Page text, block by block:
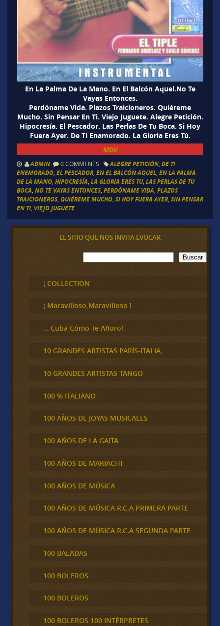
En La Palma De La Mano. En El Balcón Aquel.No Te
Vayas Entonces.
Perdóname Vida. Plazos Traicioneros. Quiéreme
Mucho. Sin Pensar En Ti. Viejo Juguete. Alegre Petición.
Hipocresía. El Pescador. Las Perlas De Tu Boca. Si Hoy
Fuera Ayer. De Ti Enamorado. La Gloria Eres Tú.
MDV
ADMIN 0 COMMENTS ALEGRE PETICIÓN, DE TI
ENEMORADO, EL PESCADOR, EN EL BALCÓN AQUEL, EN LA PALMA
DE LA MANO, HIPOCRESÍA LA GLORIA ERES TU, LAS PERLAS DE TU
BOCA NO TE VAYAS ENTONCES, PERDÓNAME VIDA PLAZOS
TRAICIONEROS, QUIÉREME MUCHO, SI HOY FUERA AYER, SIN PENSAR
EN TI, VIEJO JUGUETE
EL SITIO QUE NOS INVITA EVOCAR
B
u
c
a
Buscar
¡ COLLECTION
¡ Maravilloso,Maravilloso !
… Cuba Cómo Te Añoro!
10 GRANDES ARTISTAS PARÍS-ITALIA,
10 GRANDES ARTISTAS TANGO
100 % ITALIANO
100 AÑOS DE JOYAS MUSICALES
100 AÑOS DE LA GAITA
100 AÑOS DE MARIACHI
100 AÑOS DE MÚSICA
100 AÑOS DE MÚSICA R.C.A PRIMERA PARTE
100 AÑOS DE MÚSICA R.C.A SEGUNDA PARTE
100 BALADAS
100 BOLEROS
100 BOLEROS
100 BOLEROS 100 INTÉRPRETES